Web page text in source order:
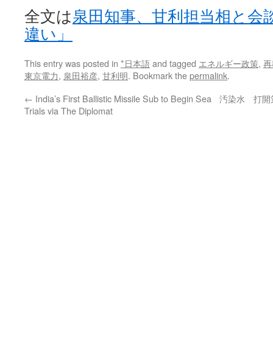
全文は泉田知事、甘利担当相と会
違い」
This entry was posted in *日本語and tagged エネルギー政策,
東京電力, 泉田裕彦, 甘利明. Bookmark thepermalink.
← India’s First Ballistic Missile Sub to Begin Sea
Trials via The Diplomat
汚染水 打開